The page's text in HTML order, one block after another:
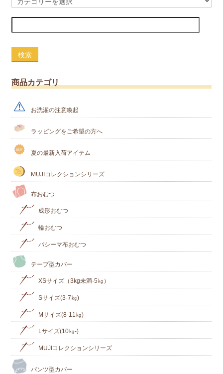
検索
商品カテゴリ
お洗濯の注意喚起
ラッピングをご希望の方へ
夏の最新入荷アイテム
MUJIコレクションシリーズ
布おむつ
成形おむつ
輪おむつ
パシーマ布おむつ
テープ型カバー
XSサイズ（3kg未満-5㎏）
Sサイズ(3-7㎏)
Mサイズ(8-11㎏)
Lサイズ(10㎏‐)
MUJIコレクションシリーズ
パンツ型カバー